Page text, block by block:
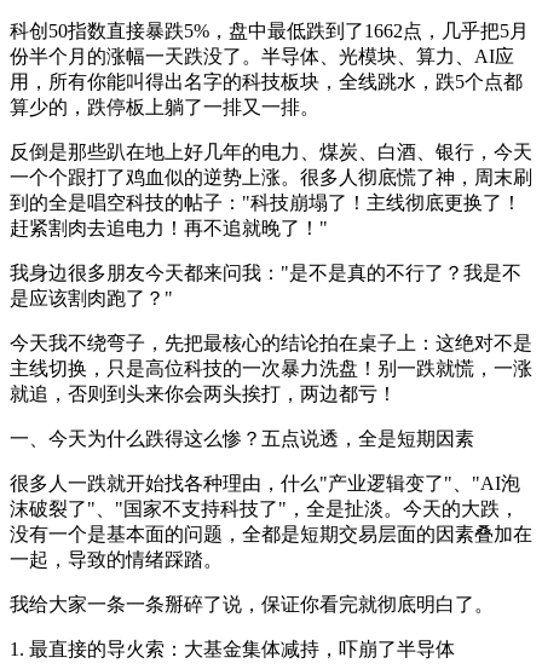
科创50指数直接暴跌5%，盘中最低跌到了1662点，几乎把5月
份半个月的涨幅一天跌没了。半导体、光模块、算力、AI应
用，所有你能叫得出名字的科技板块，全线跳水，跌5个点都
算少的，跌停板上躺了一排又一排。
反倒是那些趴在地上好几年的电力、煤炭、白酒、银行，今天
一个个跟打了鸡血似的逆势上涨。很多人彻底慌了神，周末刷
到的全是唱空科技的帖子："科技崩塌了！主线彻底更换了！
赶紧割肉去追电力！再不追就晚了！"
我身边很多朋友今天都来问我："是不是真的不行了？我是不
是应该割肉跑了？"
今天我不绕弯子，先把最核心的结论拍在桌子上：这绝对不是
主线切换，只是高位科技的一次暴力洗盘！别一跌就慌，一涨
就追，否则到头来你会两头挨打，两边都亏！
一、今天为什么跌得这么惨？五点说透，全是短期因素
很多人一跌就开始找各种理由，什么"产业逻辑变了"、"AI泡
沫破裂了"、"国家不支持科技了"，全是扯淡。今天的大跌，
没有一个是基本面的问题，全都是短期交易层面的因素叠加在
一起，导致的情绪踩踏。
我给大家一条一条掰碎了说，保证你看完就彻底明白了。
1. 最直接的导火索：大基金集体减持，吓崩了半导体